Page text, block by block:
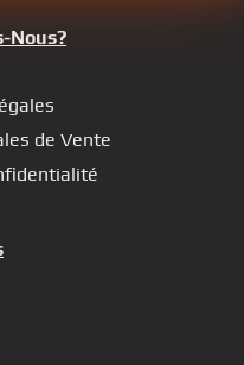
Nous?
de Vente